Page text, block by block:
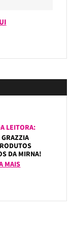
LEITORA:
DA MIRNA!
MAIS